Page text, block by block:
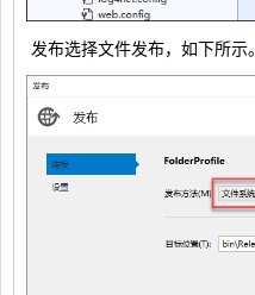
发布选择文件发布，如下所示。